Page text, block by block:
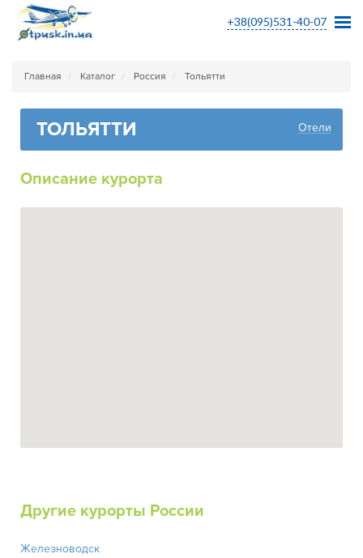
+38(095)531-40-07
Главная Каталог Россия Тольятти
ТОЛЬЯТТИ Отели
Описание курорта
Другие курорты России
Железноводск